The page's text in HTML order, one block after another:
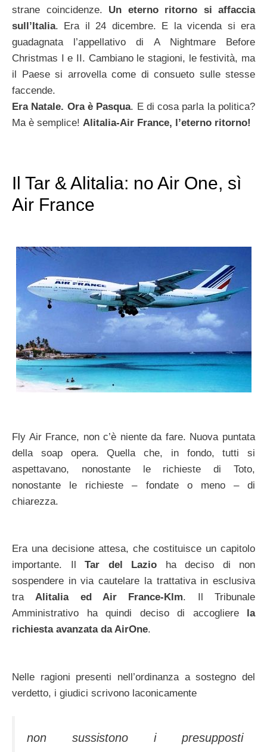
strane coincidenze. Un eterno ritorno si affaccia
sull’Italia. Era il 24 dicembre. E la vicenda si era
guadagnata l’appellativo di A Nightmare Before
Christmas I e II. Cambiano le stagioni, le festività, ma
il Paese si arrovella come di consueto sulle stesse
faccende.
Era Natale. Ora è Pasqua. E di cosa parla la politica?
Ma è semplice! Alitalia-Air France, l’eterno ritorno!
Il Tar & Alitalia: no Air One, sì
Air France
Fly Air France, non c’è niente da fare. Nuova puntata
della soap opera. Quella che, in fondo, tutti si
aspettavano, nonostante le richieste di Toto,
nonostante le richieste – fondate o meno – di
chiarezza.
Era una decisione attesa, che costituisce un capitolo
importante. Il Tar del Lazio
ha deciso di non
sospendere in via cautelare la trattativa in esclusiva
traAlitalia ed Air France-Klm. Il Tribunale
Amministrativo ha quindi deciso di accogliere
la
richiesta avanzata da AirOne.
Nelle ragioni presenti nell’ordinanza a sostegno del
verdetto, i giudici scrivono laconicamente
non sussistono i presupposti